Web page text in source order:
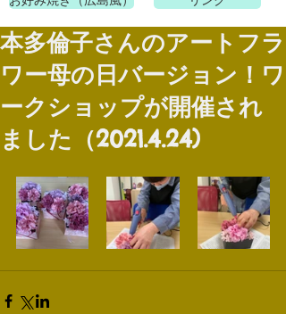
本多倫子さんのアートフラ
ワー母の日バージョン！ワ
ークショップが開催され
ました（2021.4.24)